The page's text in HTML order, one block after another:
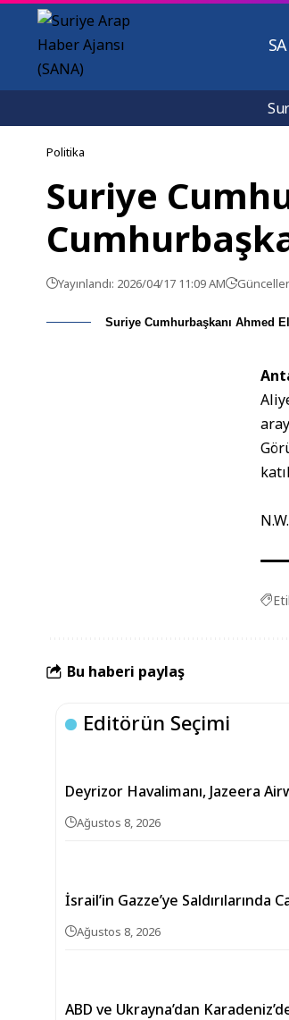
Politika
Suriye
Yayınlandı: 2026/04/17 11:09 AM
Suriye Cumhurbaşkanı Ahmed
Bu haberi paylaş
Editörün Seçimi
Deyrizor Havalimanı, Jazeera
Ağustos 8, 2026
İsrail’in Gazze’ye Saldırılarında
Ağustos 8, 2026
ABD ve Ukrayna’dan